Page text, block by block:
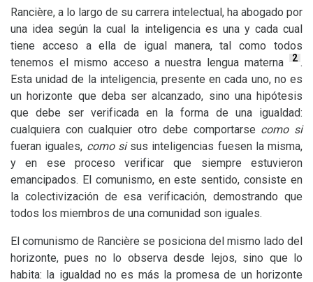
Rancière, a lo largo de su carrera intelectual, ha abogado por
una idea según la cual la inteligencia es una y cada cual
tiene acceso a ella de igual manera, tal como todos
tenemos el mismo acceso a nuestra lengua materna
2 .
Esta unidad de la inteligencia, presente en cada uno, no es
un horizonte que deba ser alcanzado, sino una hipótesis
que debe ser verificada en la forma de una igualdad:
cualquiera con cualquier otro debe comportarse como si
fueran iguales, como si sus inteligencias fuesen la misma,
y en ese proceso verificar que siempre estuvieron
emancipados. El comunismo, en este sentido, consiste en
la colectivización de esa verificación, demostrando que
todos los miembros de una comunidad son iguales.
El comunismo de Rancière se posiciona del mismo lado del
horizonte, pues no lo observa desde lejos, sino que lo
habita: la igualdad no es más la promesa de un horizonte